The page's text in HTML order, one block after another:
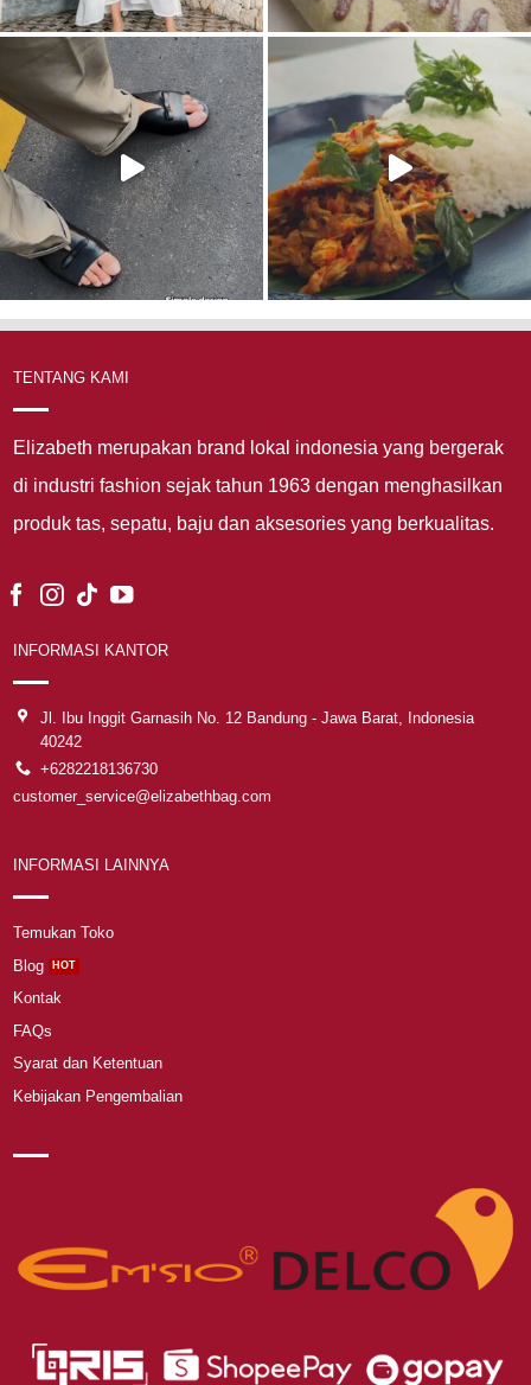
TENTANG KAMI
Elizabeth merupakan brand lokal indonesia yang bergerak
di industri fashion sejak tahun 1963 dengan menghasilkan
produk tas, sepatu, baju dan aksesories yang berkualitas.
INFORMASI KANTOR
Jl. Ibu Inggit Garnasih No. 12 Bandung - Jawa Barat, Indonesia
40242
+6282218136730
customer_service@elizabethbag.com
INFORMASI LAINNYA
Temukan Toko
Blog
Kontak
FAQs
Syarat dan Ketentuan
Kebijakan Pengembalian